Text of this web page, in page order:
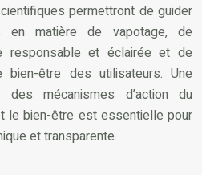
permettront de guider
en matière de vapotage, de
responsable et éclairée et de
être des utilisateurs. Une
des mécanismes d’action du
le bien-être est essentielle pour
et transparente.